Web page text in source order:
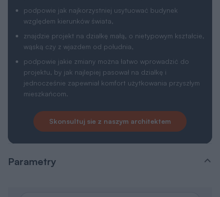
podpowie jak najkorzystniej usytuować budynek
względem kierunków świata,
znajdzie projekt na działkę małą, o nietypowym kształcie,
wąską czy z wjazdem od południa,
podpowie jakie zmiany można łatwo wprowadzić do
projektu, by jak najlepiej pasował na działkę i
jednocześnie zapewniał komfort użytkowania przyszłym
mieszkańcom.
Skonsultuj sie z naszym architektem
Parametry